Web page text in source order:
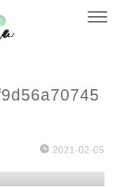
2021-02-05